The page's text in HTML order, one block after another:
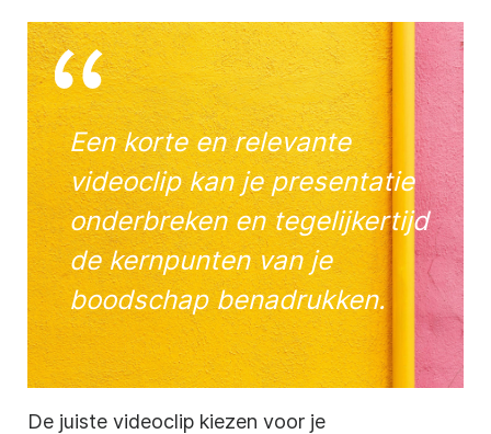
Een korte en relevante
videoclipkan jepresentatie
onderbreken en tegelijkertijd
de kernpunten van je
boodschap benadrukken.
De juiste videoclip kiezen voor je